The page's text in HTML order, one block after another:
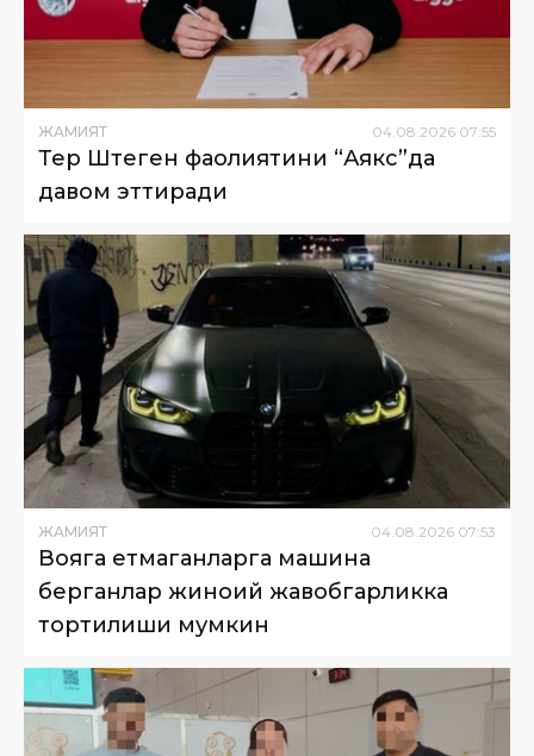
ЖАМИЯТ 04.08.2026 07:55
Тер Штеген фаолиятини “Аякс”да
давом эттиради
ЖАМИЯТ 04 08 2026 07:53
Вояга етмаганларга машина
берганлар жиноий жавобгарликка
тортилиши мумкин